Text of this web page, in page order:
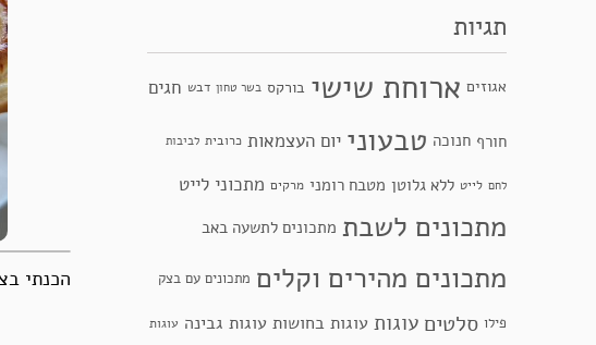
הכנתי
תגיות
אגוזים ארוחת שישי בורקס בשר טחון דבש חגים
חורף חנוכה טבעוני יום העצמאות כרובית לביבות
לחם לייט ללא גלוטן מטבח רומני מרקים מתכוני לייט
מתכונים לשבת מתכונים לתשעה באב
מתכונים מהירים וקלים מתכונים עם בצק
פילו סלטים עוגות עוגות בחושות עוגות גבינה עוגות